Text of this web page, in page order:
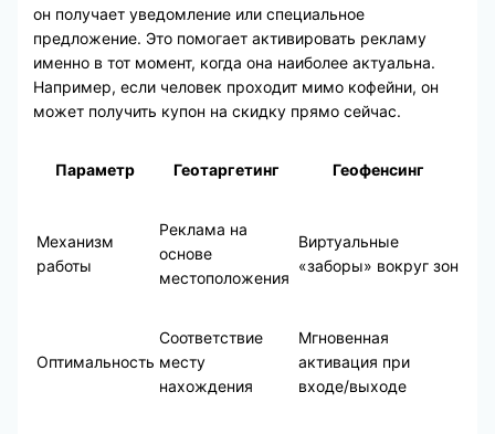
он получает уведомление или специальное
предложение. Это помогает активировать рекламу
именно в тот момент, когда она наиболее актуальна.
Например, если человек проходит мимо кофейни, он
может получить купон на скидку прямо сейчас.
Параметр Геотаргетинг Геофенсинг
Механизм
работы
Реклама на
основе
местоположения
Виртуальные
«заборы» вокруг зон
Оптимальность
Соответствие
месту
нахождения
Мгновенная
активация при
входе/выходе